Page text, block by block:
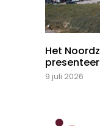
Het
9 juli 2026